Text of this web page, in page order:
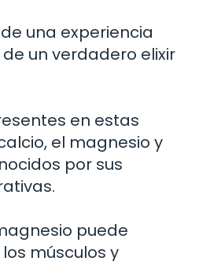
una experiencia
un verdadero elixir
en estas
el magnesio y
por sus
puede
músculos y